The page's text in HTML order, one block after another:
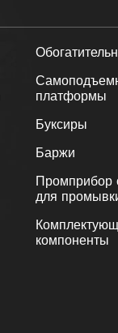
платформы
Буксиры
Баржи
Промприбор
для
компоненты